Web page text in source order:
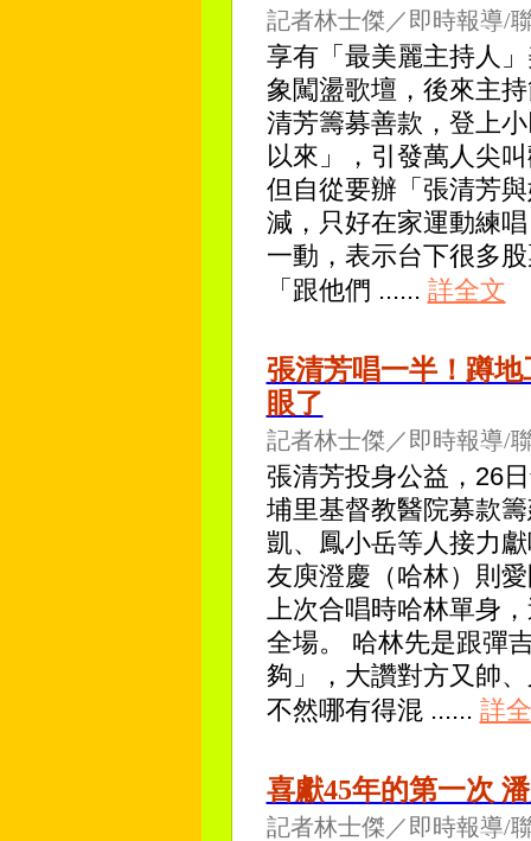
記者林士傑／即時報導/
享有「最美麗主持人
象闖盪歌壇，後來主
清芳籌募善款，登上
以來」，引發萬人尖
但自從要辦「張清芳
減，只好在家運動練
一動，表示台下很多
「跟他們 ...... 詳全文
張清芳唱一半！蹲
眼了
記者林士傑／即時報導/
張清芳投身公益，26
埔里基督教醫院募款
凱、鳳小岳等人接力
友庾澄慶（哈林）則
上次合唱時哈林單身
全場。 哈林先是跟彈
夠」，大讚對方又帥
不然哪有得混 ...... 詳
喜獻45年的第一次
記者林士傑／即時報導/